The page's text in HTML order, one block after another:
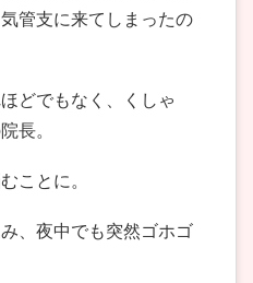
管支に来てしまったの
どでもなく、くしゃ
長。
ことに。
、夜中でも突然ゴホゴ